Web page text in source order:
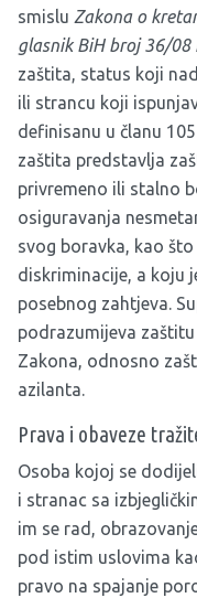
smislu Zakona o
glasnik BiH broj 36/
zaštita, status koji
ili strancu koji
definisanu u članu
zaštita predstavlja
privremeno ili stalno
osiguravanja
svog boravka, kao
diskriminacije, a koju
posebnog zahtjeva.
podrazumijeva
Zakona, odnosno
azilanta.
Prava i obaveze
Osoba kojoj se
i stranac sa
im se rad,
pod istim uslovima
pravo na spajanje